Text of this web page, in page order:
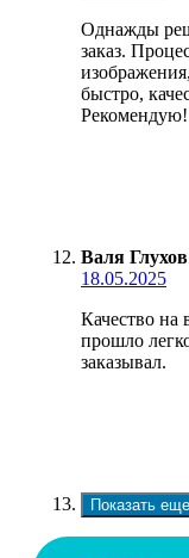
Однажды
заказ.
быстро,
Рекомендую!
Валя Глухов
18.05.2025
Качество на
прошло
заказывал.
Показать еще